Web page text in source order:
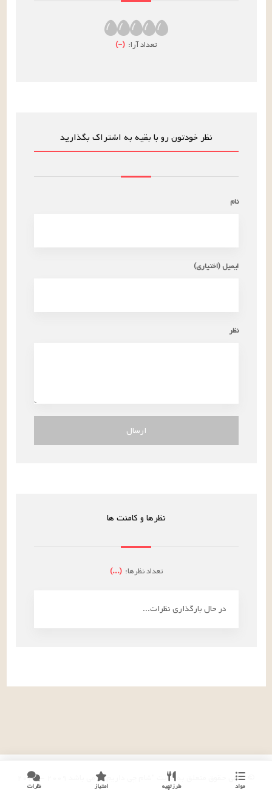
تعداد آرا: (
–
)
نظر خودتون رو با بقیه به اشتراک بگذارید
نام
ایمیل (اختیاری)
نظر
ارسال
نظرها و کامنت ها
تعداد نظرها: (
...
)
در حال بارگذاری نظرات...
مواد طرز تهیه امتیاز نظرات
© تمامی حقوق متعلق به سایت "شام چی داریم؟!" می باشد -۲۰۲۶